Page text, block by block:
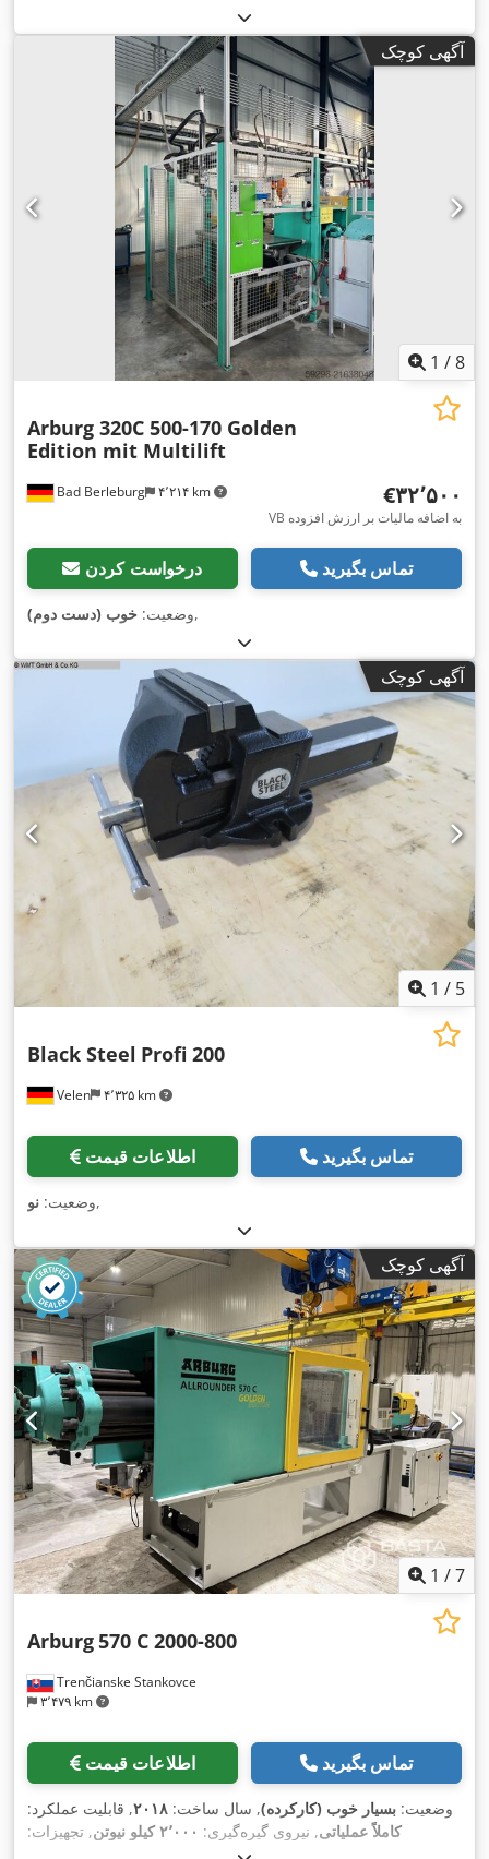
آگهی کوچک
1 /8
Bad Berleburg ۴٬۲۱۴ km
Arburg 320C 500-170 Golden
Edition mit Multilift
‎€۳۲٬۵۰۰
VB به اضافه مالیات بر ارزش افزوده
درخواست کردن تماس بگیرید
وضعیت: خوب (دست دوم) ,
آگهی کوچک
1 / 5
Velen ۴٬۳۲۵ km
Black Steel Profi 200
اطلاعات قیمت تماس بگیرید
وضعیت: نو ,
آگهی کوچک
1 /7
Trenčianske Stankovce
۳٬۴۷۹ km
Arburg570 C 2000-800
اطلاعات قیمت تماس بگیرید
وضعیت: بسیار خوب (کارکرده), سال ساخت: ۲۰۱۸, قابلیت عملکرد:
کاملاً عملیاتی, نیروی گیره‌گیری: ۲٬۰۰۰ کیلو نیوتن
, تجهیزات: